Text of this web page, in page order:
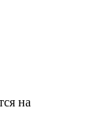
на